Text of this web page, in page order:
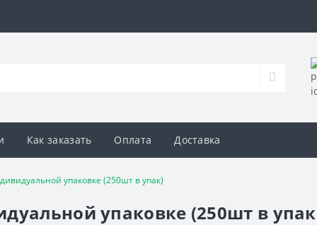
Как заказать Оплата Доставка
упаковке (250шт в упак)
упаковке (250шт в